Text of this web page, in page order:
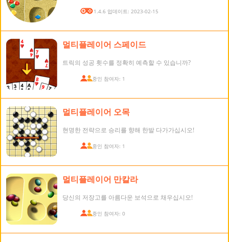
버전: 1.4.6 업데이트: 2023-02-15
멀티플레이어 스페이드
트릭의 성공 횟수를 정확히 예측할 수 있습니까?
접속 중인 참여자: 1
멀티플레이어 오목
현명한 전략으로 승리를 향해 한발 다가가십시오!
접속 중인 참여자: 1
멀티플레이어 만칼라
당신의 저장고를 아름다운 보석으로 채우십시오!
접속 중인 참여자: 0